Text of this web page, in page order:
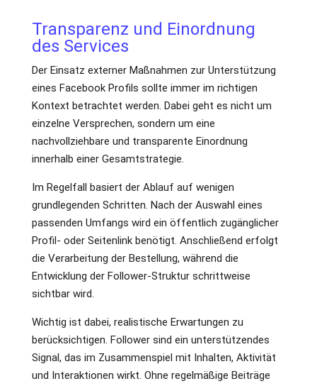
Transparenz und Einordnung
des Services
Der Einsatz externer Maßnahmen zur Unterstützung
eines Facebook Profils sollte immer im richtigen
Kontext betrachtet werden. Dabei geht es nicht um
einzelne Versprechen, sondern um eine
nachvollziehbare und transparente Einordnung
innerhalb einer Gesamtstrategie.
Im Regelfall basiert der Ablauf auf wenigen
grundlegenden Schritten. Nach der Auswahl eines
passenden Umfangs wird ein öffentlich zugänglicher
Profil- oder Seitenlink benötigt. Anschließend erfolgt
die Verarbeitung der Bestellung, während die
Entwicklung der Follower-Struktur schrittweise
sichtbar wird.
Wichtig ist dabei, realistische Erwartungen zu
berücksichtigen. Follower sind ein unterstützendes
Signal, das im Zusammenspiel mit Inhalten, Aktivität
und Interaktionen wirkt. Ohne regelmäßige Beiträge